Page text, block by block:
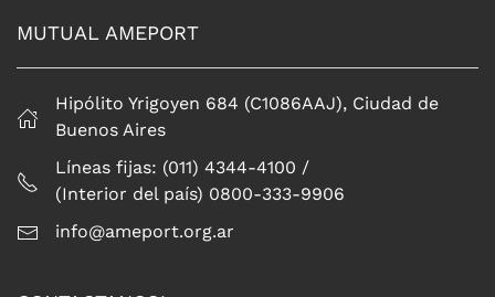
MUTUAL AMEPORT
Hipólito Yrigoyen 684 (C1086AAJ), Ciudad de
Buenos Aires
Líneas fijas: (011) 4344-4100 /
(Interior del país) 0800-333-9906
info@ameport.org.ar